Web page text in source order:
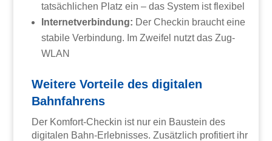
tatsächlichen Platz ein – das System ist flexibel
Internetverbindung: Der Checkin braucht eine
stabile Verbindung. Im Zweifel nutzt das Zug-
WLAN
Weitere Vorteile des digitalen
Bahnfahrens
Der Komfort-Checkin ist nur ein Baustein des
digitalen Bahn-Erlebnisses. Zusätzlich profitiert ihr